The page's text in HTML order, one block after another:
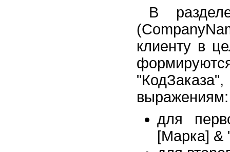
В
клиенту в
выражениям:
для
[Марка] &